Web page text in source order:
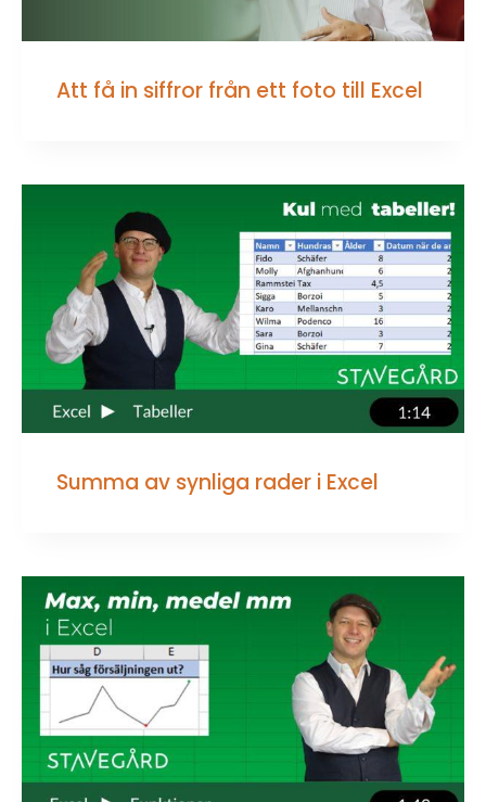
Att få in siffror från ett foto till Excel
Summa av synliga rader i Excel